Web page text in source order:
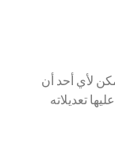
المصدر بنسبة 100%. يمكن لأي أحد أن